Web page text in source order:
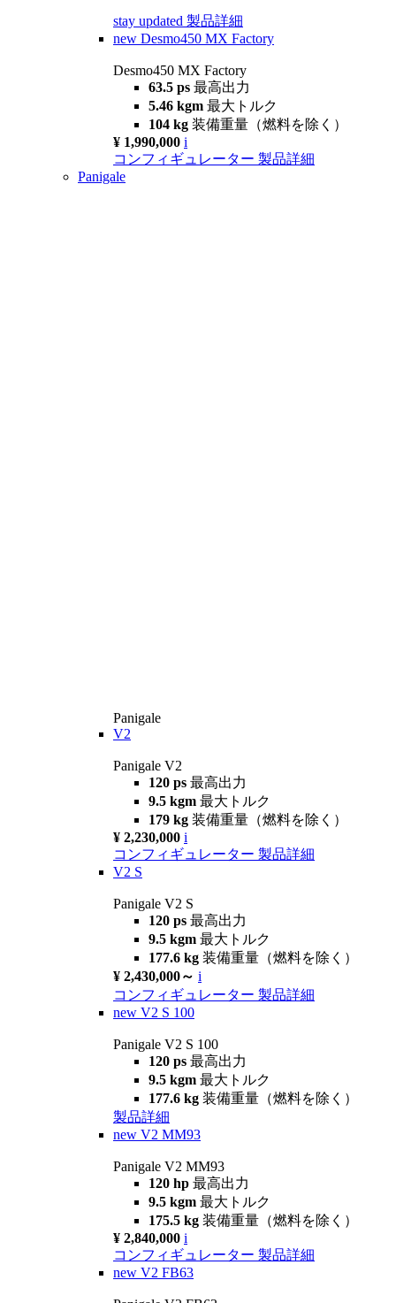
stay updated 製品詳細
new Desmo450 MX Factory
Desmo450 MX Factory
63.5 ps 最高出力
5.46 kgm 最大トルク
104 kg 装備重量（燃料を除く）
¥ 1,990,000 i
コンフィギュレーター 製品詳細
Panigale
Panigale
V2
Panigale V2
120 ps 最高出力
9.5 kgm 最大トルク
179 kg 装備重量（燃料を除く）
¥ 2,230,000 i
コンフィギュレーター 製品詳細
V2 S
Panigale V2 S
120 ps 最高出力
9.5 kgm 最大トルク
177.6 kg 装備重量（燃料を除く）
¥ 2,430,000～ i
コンフィギュレーター 製品詳細
new V2 S 100
Panigale V2 S 100
120 ps 最高出力
9.5 kgm 最大トルク
177.6 kg 装備重量（燃料を除く）
製品詳細
new V2 MM93
Panigale V2 MM93
120 hp 最高出力
9.5 kgm 最大トルク
175.5 kg 装備重量（燃料を除く）
¥ 2,840,000 i
コンフィギュレーター 製品詳細
new V2 FB63